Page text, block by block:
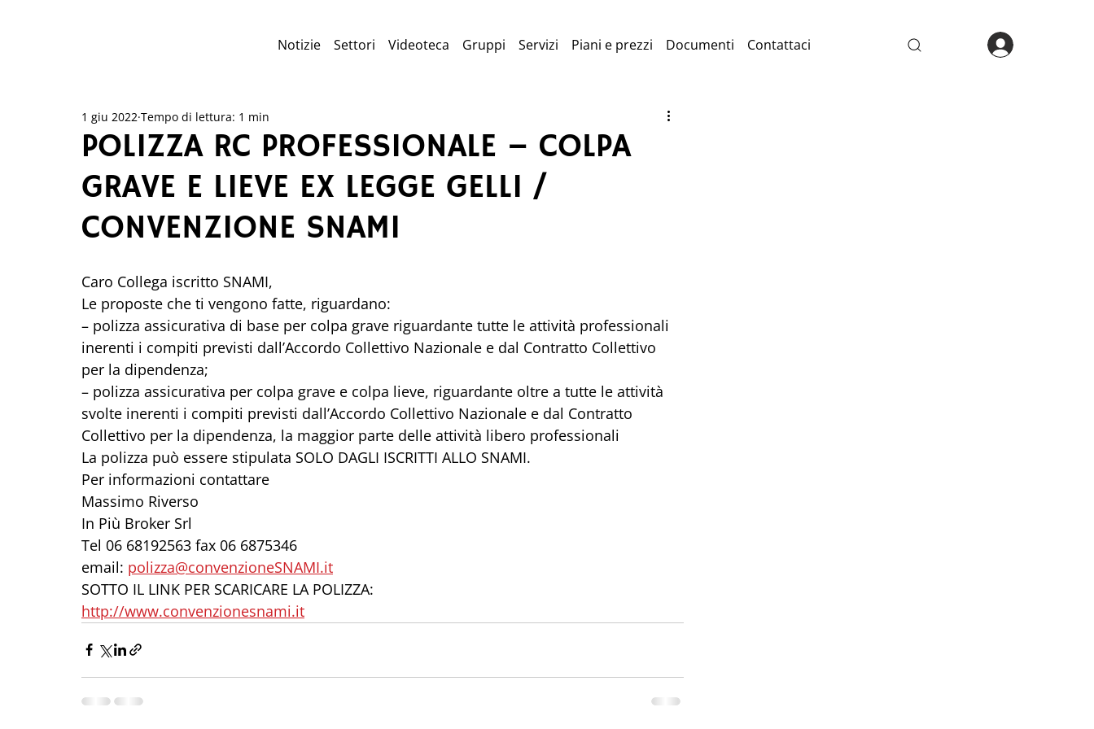
Notizie Settori Videoteca Gruppi Servizi Piani e prezzi Documenti Contattaci
POLIZZA RC PROFESSIONALE – COLPA
GRAVE E LIEVE EX LEGGE GELLI /
CONVENZIONE SNAMI
1 giu 2022 Tempo di lettura: 1 min
Caro Collega iscritto SNAMI,
Le proposte che ti vengono fatte, riguardano:
– polizza assicurativa di base per colpa grave riguardante tutte le attività professionali
inerenti i compiti previsti dall’Accordo Collettivo Nazionale e dal Contratto Collettivo
per la dipendenza;
– polizza assicurativa per colpa grave e colpa lieve, riguardante oltre a tutte le attività
svolte inerenti i compiti previsti dall’Accordo Collettivo Nazionale e dal Contratto
Collettivo per la dipendenza, la maggior parte delle attività libero professionali
La polizza può essere stipulata SOLO DAGLI ISCRITTI ALLO SNAMI.
Per informazioni contattare
Massimo Riverso
In Più Broker Srl
Tel 06 68192563 fax 06 6875346
email: polizza@convenzioneSNAMI.it
SOTTO IL LINK PER SCARICARE LA POLIZZA:
http://www.convenzionesnami.it